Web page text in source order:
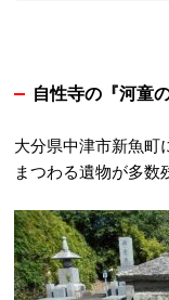
自性寺の『河童
大分県中津市新魚町
まつわる遺物が多数